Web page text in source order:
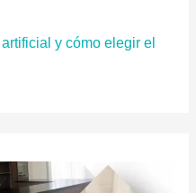
y cómo elegir el